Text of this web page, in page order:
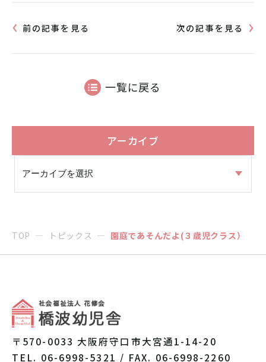
前の記事を見る 次の記事を見る
一覧に戻る
アーカイブ
TOP トピックス 園庭であそんだよ(３歳児クラス）
〒570-0033 大阪府守口市大宮通1-14-20
TEL. 06-6998-5321 / FAX. 06-6998-2260